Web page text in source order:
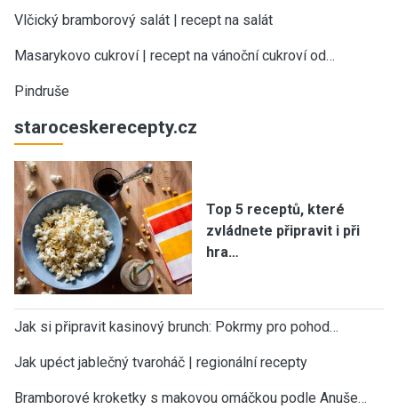
Vlčický bramborový salát | recept na salát
Masarykovo cukroví | recept na vánoční cukroví od…
Pindruše
staroceskerecepty.cz
Top 5 receptů, které
zvládnete připravit i při
hra…
Jak si připravit kasinový brunch: Pokrmy pro pohod…
Jak upéct jablečný tvaroháč | regionální recepty
Bramborové kroketky s makovou omáčkou podle Anuše…